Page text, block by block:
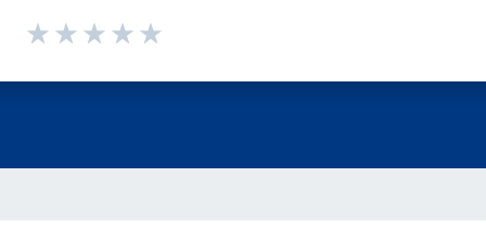
1 a 5 stelle la pagina